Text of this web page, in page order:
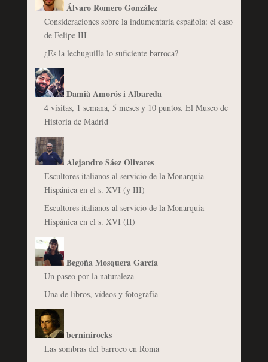
Álvaro Romero González
Consideraciones sobre la indumentaria española: el caso
de Felipe III
¿Es la lechuguilla lo suficiente barroca?
Damià Amorós i Albareda
4 visitas, 1 semana, 5 meses y 10 puntos. El Museo de
Historia de Madrid
Alejandro Sáez Olivares
Escultores italianos al servicio de la Monarquía
Hispánica en el s. XVI (y III)
Escultores italianos al servicio de la Monarquía
Hispánica en el s. XVI (II)
Begoña Mosquera García
Un paseo por la naturaleza
Una de libros, vídeos y fotografía
berninirocks
Las sombras del barroco en Roma